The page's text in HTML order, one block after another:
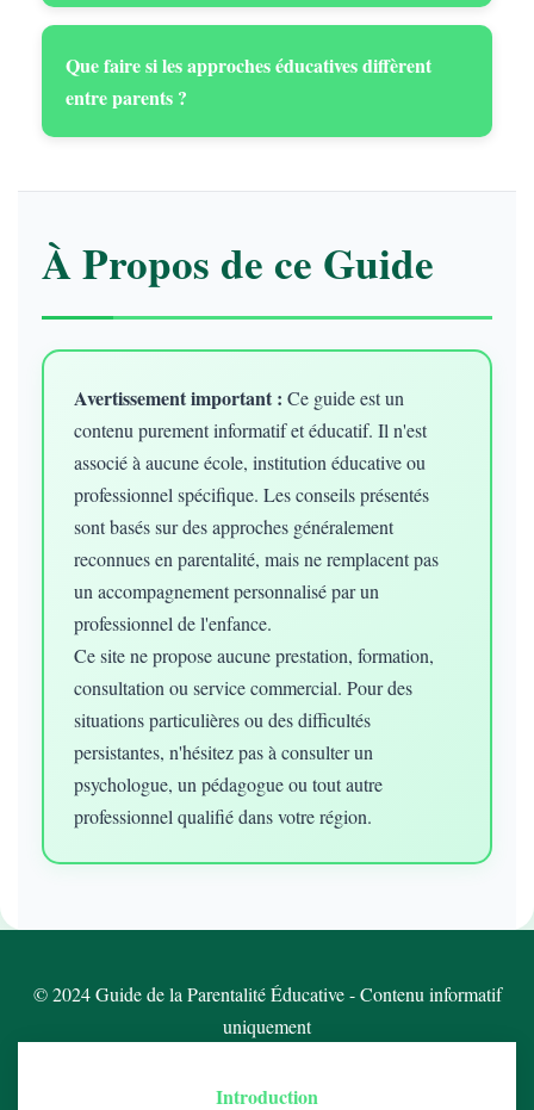
Que faire si les approches éducatives diffèrent
entre parents ?
À Propos de ce Guide
Avertissement important : Ce guide est un
contenu purement informatif et éducatif. Il n'est
associé à aucune école, institution éducative ou
professionnel spécifique. Les conseils présentés
sont basés sur des approches généralement
reconnues en parentalité, mais ne remplacent pas
un accompagnement personnalisé par un
professionnel de l'enfance.
Ce site ne propose aucune prestation, formation,
consultation ou service commercial. Pour des
situations particulières ou des difficultés
persistantes, n'hésitez pas à consulter un
psychologue, un pédagogue ou tout autre
professionnel qualifié dans votre région.
© 2024 Guide de la Parentalité Éducative - Contenu informatif
uniquement
Introduction